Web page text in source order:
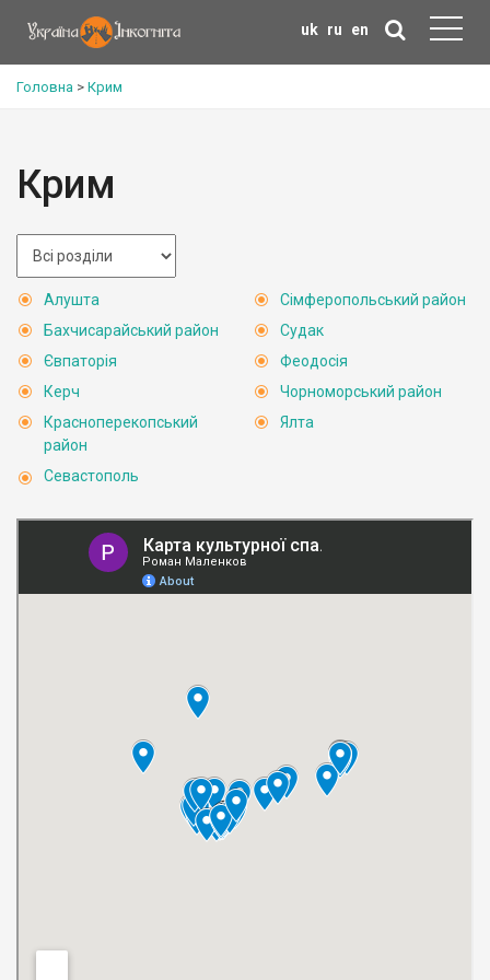
uk ru en
Головна > Крим
Крим
Алушта
Бахчисарайський район
Євпаторія
Керч
Красноперекопський
район
Севастополь
Сімферопольський район
Судак
Феодосія
Чорноморський район
Ялта